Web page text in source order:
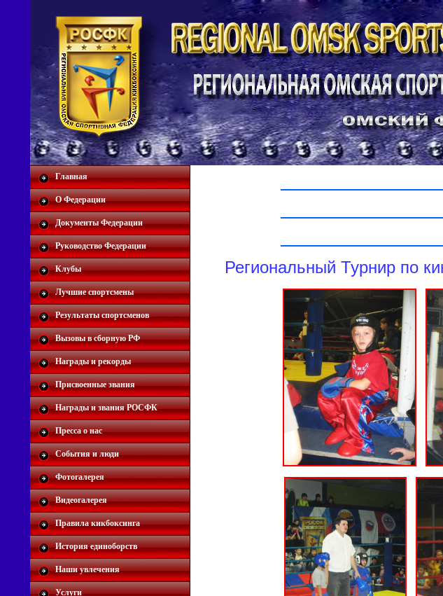
Главная
О Федерации
Документы Федерации
Руководство Федерации
Клубы
Лучшие спортсмены
Результаты спортсменов
Вызовы в сборную РФ
Награды и рекорды
Присвоенные звания
Награды и звания РОСФК
Пресса о нас
События и люди
Фотогалерея
Видеогалерея
Правила кикбоксинга
История единоборств
Наши увлечения
Услуги
Региональный Турнир по